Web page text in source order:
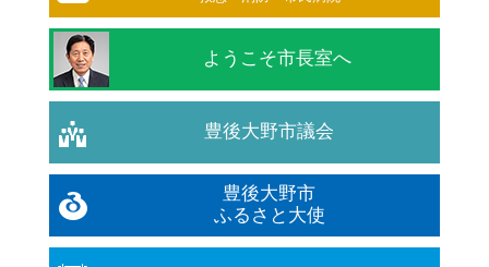
ようこそ市長室へ
豊後大野市議会
豊後大野市
ふるさと大使